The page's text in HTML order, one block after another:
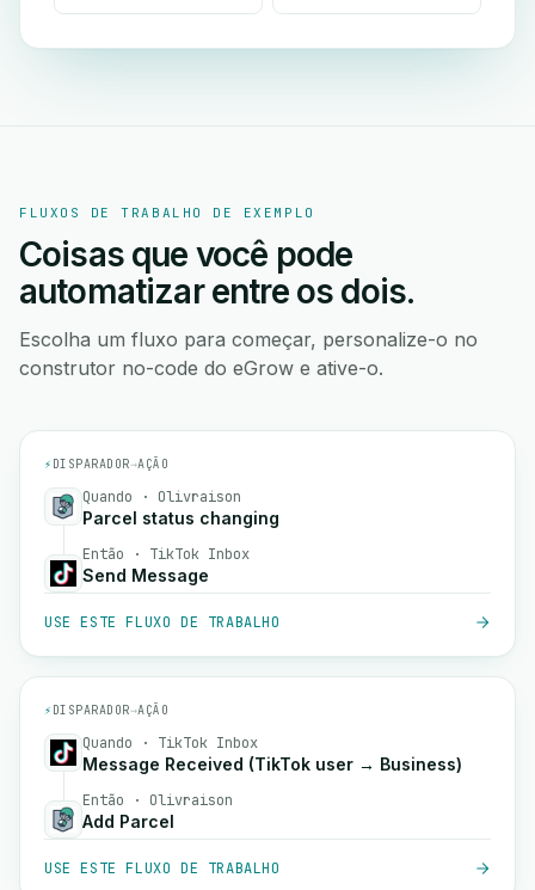
FLUXOS DE TRABALHO DE EXEMPLO
Coisas que você pode
automatizar entre os dois.
Escolha um fluxo para começar, personalize-o no
construtor no-code do eGrow e ative-o.
⚡ DISPARADOR→AÇÃO
Quando · Olivraison
Parcel status changing
Então · TikTok Inbox
Send Message
USE ESTE FLUXO DE TRABALHO
⚡ DISPARADOR→AÇÃO
Quando · TikTok Inbox
Message Received (TikTok user → Business)
Então · Olivraison
Add Parcel
USE ESTE FLUXO DE TRABALHO